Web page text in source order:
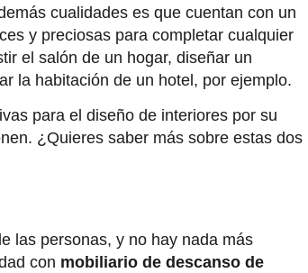
cualidades es que cuentan con un
y preciosas para completar cualquier
el salón de un hogar, diseñar un
la habitación de un hotel, por ejemplo.
para el diseño de interiores por su
¿Quieres saber más sobre estas dos
las personas, y no hay nada más
con mobiliario de descanso de